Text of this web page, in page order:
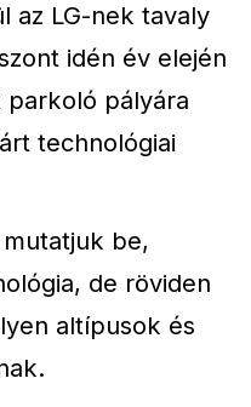
az LG-nek tavaly
idén év elején
pályára
technológiai
be,
de röviden
altípusok és